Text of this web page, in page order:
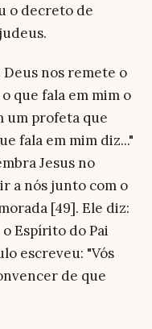
o decreto de
nos remete o
que fala em mim o
um profeta que
fala em mim diz..."
Jesus no
a nós junto com o
[49]. Ele diz:
o Espírito do Pai
escreveu: "Vós
de que